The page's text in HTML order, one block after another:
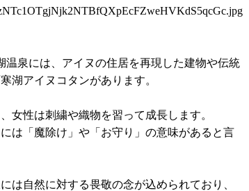
温泉には、アイヌの住居を再現した建物や伝統
湖アイヌコタンがあります。
女性は刺繍や織物を習って成長します。
は「魔除け」や「お守り」の意味があると言
は自然に対する畏敬の念が込められており、